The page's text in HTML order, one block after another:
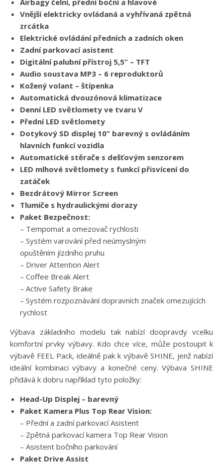
Vnější elektricky ovládaná a vyhřívaná zpětná
zrcátka
Elektrické ovládání předních a zadních oken
Zadní parkovací asistent
Digitální palubní přístroj 5,5” – TFT
Audio soustava MP3 – 6 reproduktorů
Kožený volant – štípenka
Automatická dvouzónová klimatizace
Denní LED světlomety ve tvaru V
Přední LED světlomety
Dotykový SD displej 10” barevný s ovládáním
hlavních funkcí vozidla
Automatické stěrače s dešťovým senzorem
LED mlhové světlomety s funkcí přisvícení do
zatáček
Bezdrátový Mirror Screen
Tlumiče s hydraulickými dorazy
Paket Bezpečnost:
– Tempomat a omezovač rychlosti
– Systém varování před neúmyslným
opuštěním jízdního pruhu
– Driver Attention Alert
– Coffee Break Alert
– Active Safety Brake
– Systém rozpoznávání dopravních značek omezujících
rychlost
Výbava základního modelu tak nabízí doopravdy vcelku
komfortní prvky výbavy. Kdo chce více, může postoupit k
výbavě FEEL Pack, ideálně pak k výbavě SHINE, jenž nabízí
ideální kombinaci výbavy a konečné ceny. Výbava SHINE
přidává k dobru například tyto položky:
Head-Up Displej – barevný
Paket Kamera Plus Top Rear Vision:
– Přední a zadní parkovací Asistent
– Zpětná parkovací kamera Top Rear Vision
– Asistent bočního parkování
Paket Drive Assist